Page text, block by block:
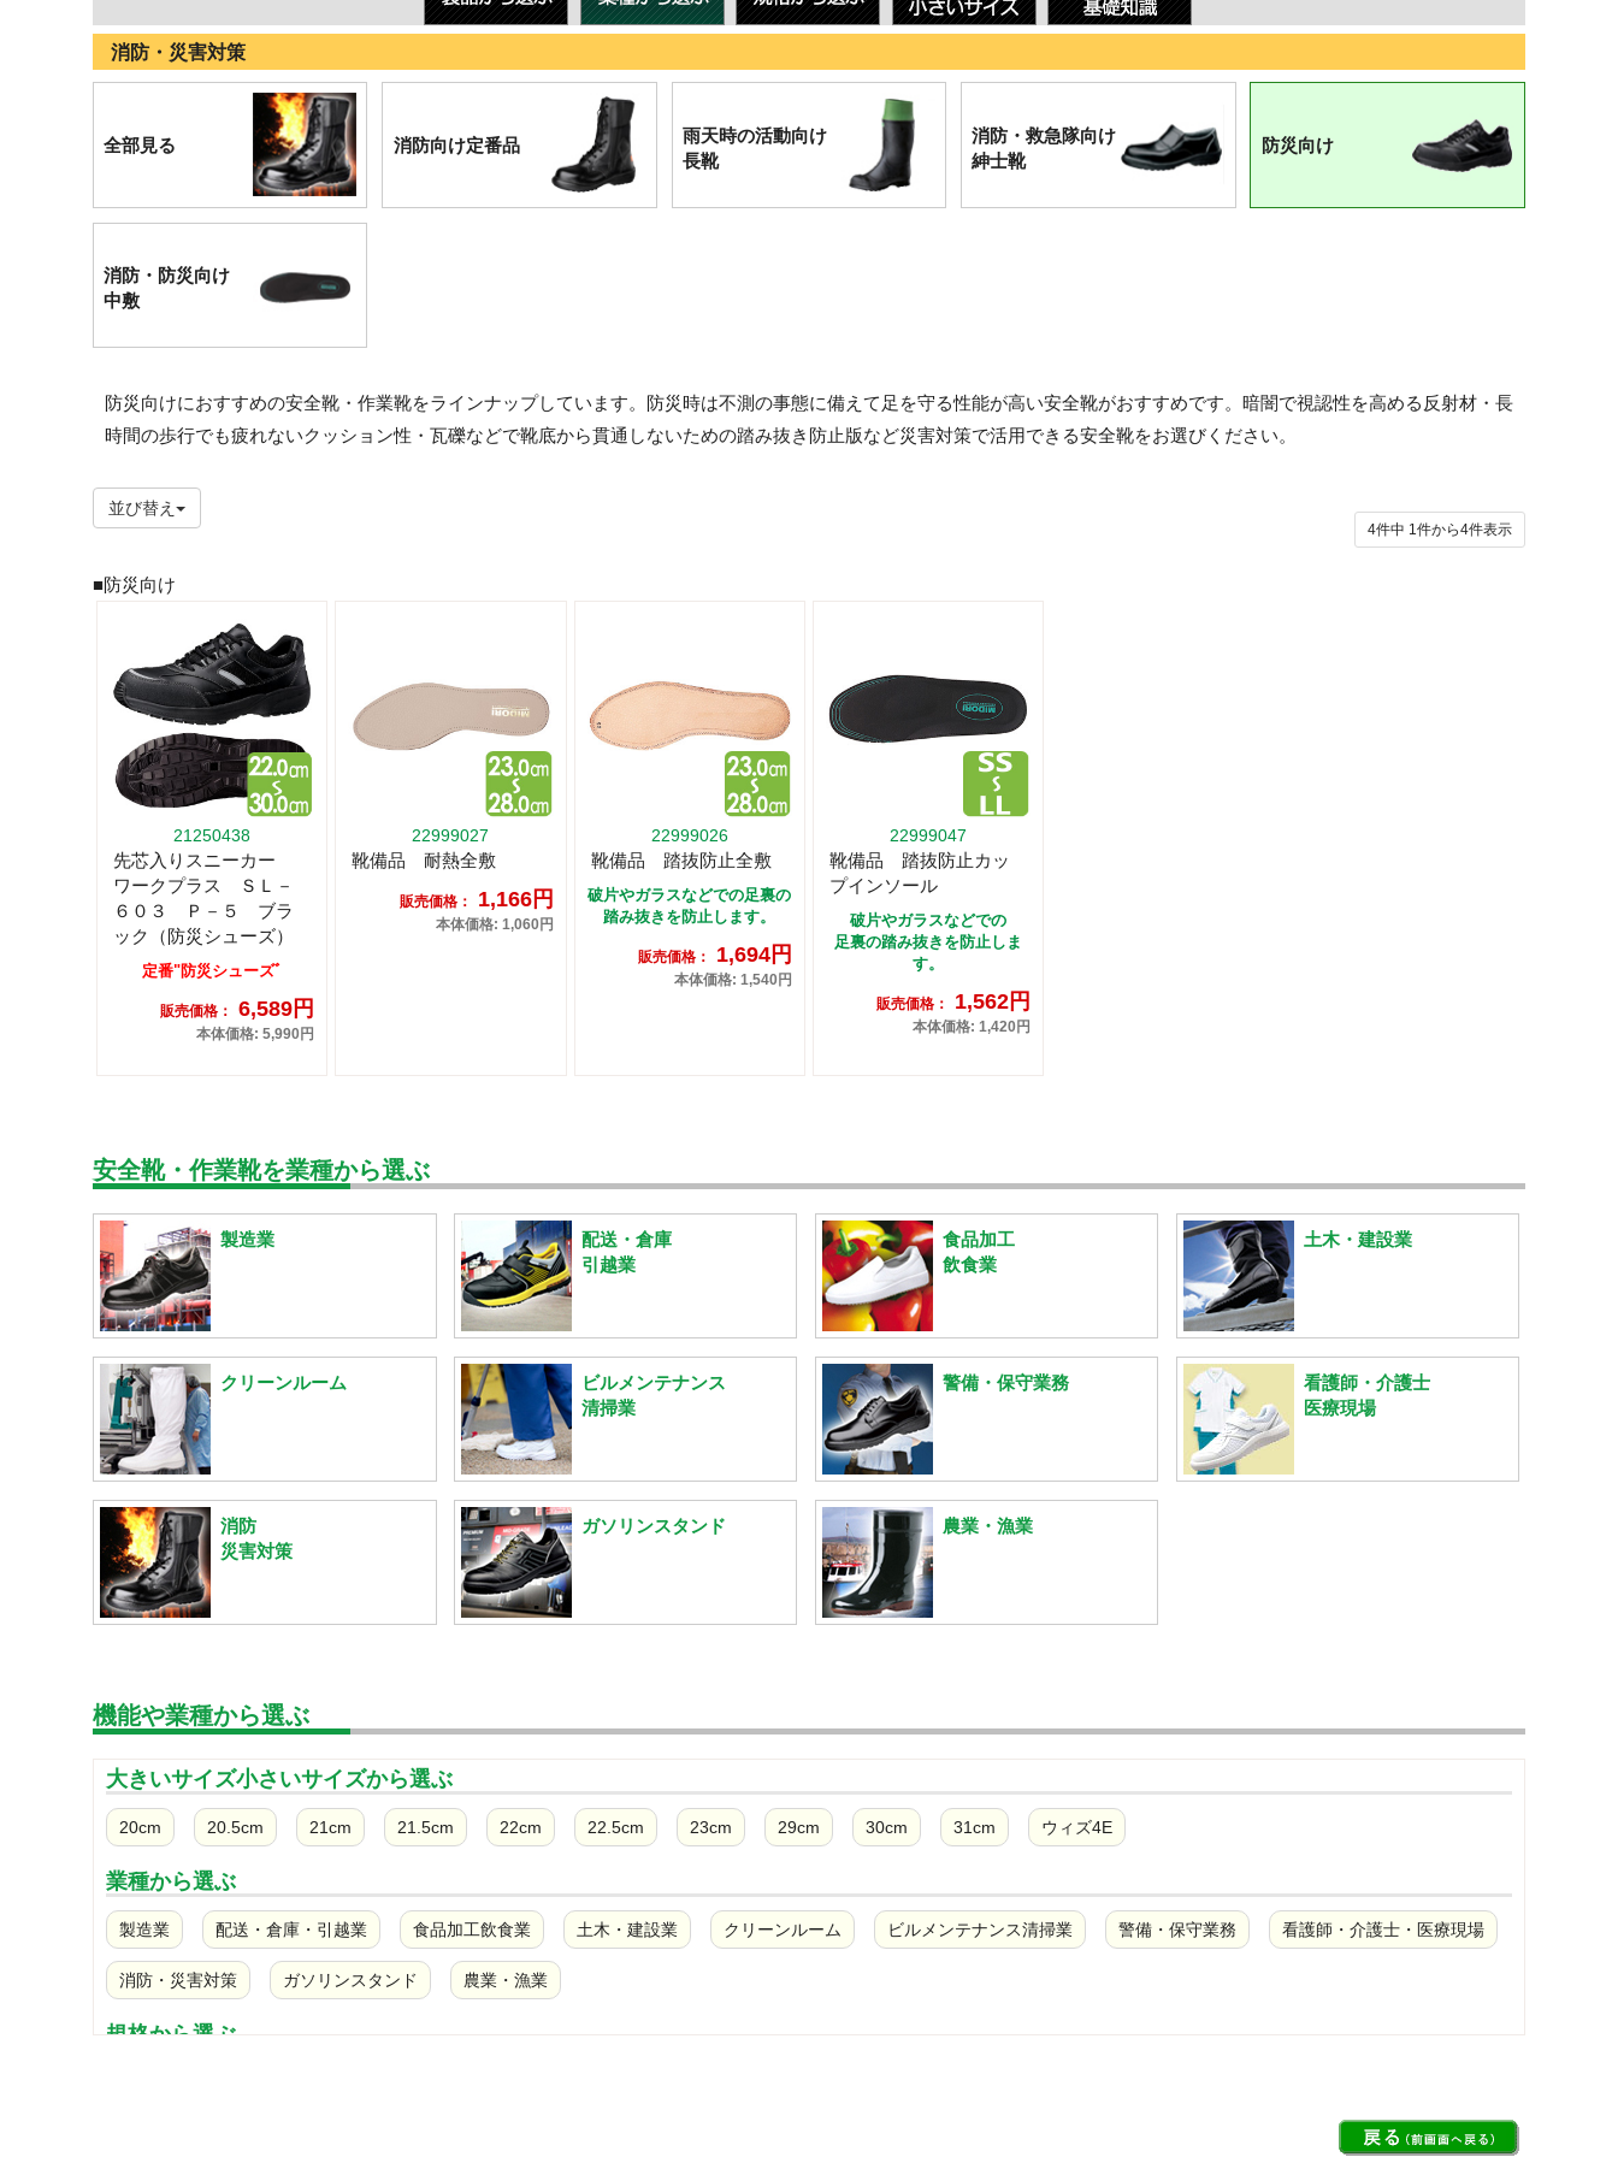
消防・災害対策
全部見る 消防向け定番品
雨天時の活動向け
長靴
消防・救急隊向け
紳士靴
防災向け
消防・防災向け
中敷
防災向けにおすすめの安全靴・作業靴をラインナップしています。防災時は不測の事態に備えて足を守る性能が高い安全靴がおすすめです。暗闇で視認性を高める反射材・長
時間の歩行でも疲れないクッション性・瓦礫などで靴底から貫通しないための踏み抜き防止版など災害対策で活用できる安全靴をお選びください。
並び替え
4件中 1件から4件表示
■防災向け
21250438
先芯入りスニーカー
ワークプラス ＳＬ－
６０３ Ｐ－５ ブラ
ック（防災シューズ）
定番"防災シューズﾞ
販売価格： 6,589円
本体価格: 5,990円
22999027
靴備品 耐熱全敷
販売価格： 1,166円
本体価格: 1,060円
22999026
靴備品 踏抜防止全敷
破片やガラスなどでの足裏の
踏み抜きを防止します。
販売価格： 1,694円
本体価格: 1,540円
22999047
靴備品 踏抜防止カッ
プインソール
破片やガラスなどでの
足裏の踏み抜きを防止しま
す。
販売価格： 1,562円
本体価格: 1,420円
安全靴・作業靴を業種から選ぶ
製造業
配送・倉庫
引越業
食品加工
飲食業
土木・建設業
クリーンルーム
ビルメンテナンス
清掃業
警備・保守業務
看護師・介護士
医療現場
消防
災害対策
ガソリンスタンド 農業・漁業
機能や業種から選ぶ
大きいサイズ小さいサイズから選ぶ
20cm 20.5cm 21cm 21.5cm 22cm 22.5cm 23cm 29cm 30cm 31cm ウィズ4E
業種から選ぶ
製造業 配送・倉庫・引越業 食品加工飲食業 土木・建設業 クリーンルーム ビルメンテナンス清掃業 警備・保守業務 看護師・介護士・医療現場
消防・災害対策 ガソリンスタンド 農業・漁業
規格から選ぶ